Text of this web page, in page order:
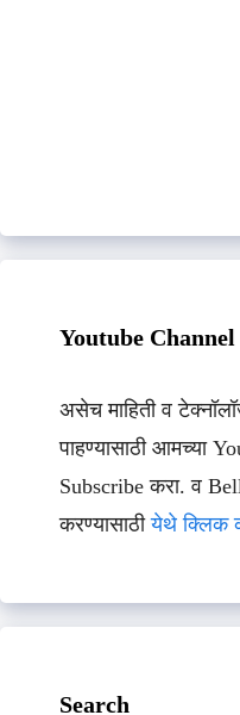
Youtube Channel
असेच माहिती व
पाहण्यासाठी आमच्या
Subscribe करा. व
करण्यासाठीयेथे क्लिक
Search